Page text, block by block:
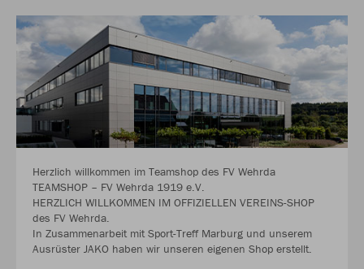
Herzlich willkommen im Teamshop des FV Wehrda
TEAMSHOP – FV Wehrda 1919 e.V.
HERZLICH WILLKOMMEN IM OFFIZIELLEN VEREINS-SHOP
des FV Wehrda.
In Zusammenarbeit mit Sport-Treff Marburg und unserem
Ausrüster JAKO haben wir unseren eigenen Shop erstellt.